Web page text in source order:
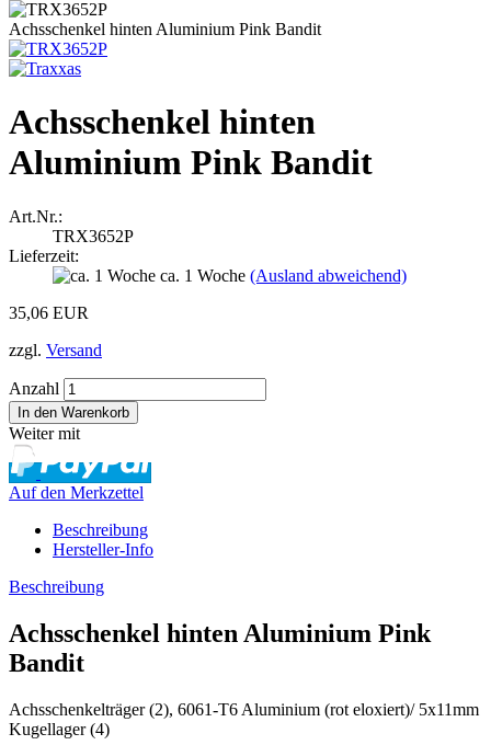
Achsschenkel hinten Aluminium Pink Bandit
Achsschenkel hinten
Aluminium Pink Bandit
Art.Nr.:
TRX3652P
Lieferzeit:
ca. 1 Woche (Ausland abweichend)
35,06 EUR
zzgl. Versand
Anzahl
Weiter mit
Auf den Merkzettel
Beschreibung
Hersteller-Info
Beschreibung
Achsschenkel hinten Aluminium Pink
Bandit
Achsschenkelträger (2), 6061-T6 Aluminium (rot eloxiert)/ 5x11mm
Kugellager (4)